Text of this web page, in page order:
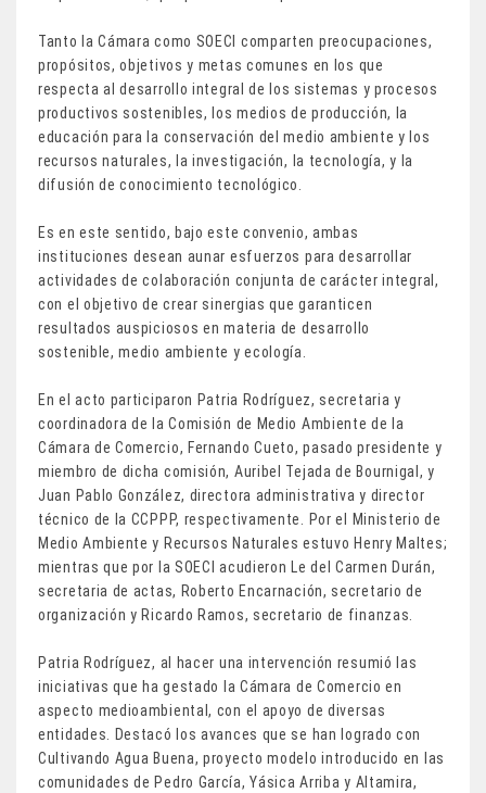
Tanto la Cámara como SOECI comparten preocupaciones,
propósitos, objetivos y metas comunes en los que
respecta al desarrollo integral de los sistemas y procesos
productivos sostenibles, los medios de producción, la
educación para la conservación del medio ambiente y los
recursos naturales, la investigación, la tecnología, y la
difusión de conocimiento tecnológico.
Es en este sentido, bajo este convenio, ambas
instituciones desean aunar esfuerzos para desarrollar
actividades de colaboración conjunta de carácter integral,
con el objetivo de crear sinergias que garanticen
resultados auspiciosos en materia de desarrollo
sostenible, medio ambiente y ecología.
En el acto participaron Patria Rodríguez, secretaria y
coordinadora de la Comisión de Medio Ambiente de la
Cámara de Comercio, Fernando Cueto, pasado presidente y
miembro de dicha comisión, Auribel Tejada de Bournigal, y
Juan Pablo González, directora administrativa y director
técnico de la CCPPP, respectivamente. Por el Ministerio de
Medio Ambiente y Recursos Naturales estuvo Henry Maltes;
mientras que por la SOECI acudieron Le del Carmen Durán,
secretaria de actas, Roberto Encarnación, secretario de
organización y Ricardo Ramos, secretario de finanzas.
Patria Rodríguez, al hacer una intervención resumió las
iniciativas que ha gestado la Cámara de Comercio en
aspecto medioambiental, con el apoyo de diversas
entidades. Destacó los avances que se han logrado con
Cultivando Agua Buena, proyecto modelo introducido en las
comunidades de Pedro García, Yásica Arriba y Altamira,